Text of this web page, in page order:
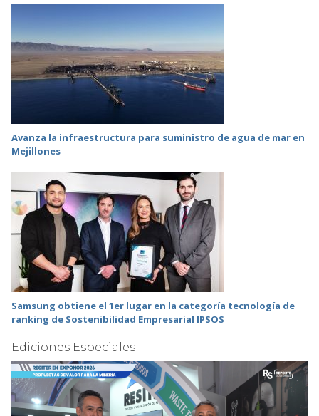
Avanza la infraestructura para suministro de agua de mar en
Mejillones
Samsung obtiene el 1er lugar en la categoría tecnología de
ranking de Sostenibilidad Empresarial IPSOS
Ediciones Especiales